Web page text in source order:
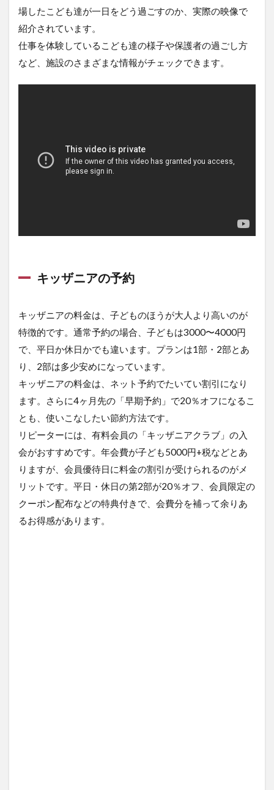
場したこども達が一日をどう過ごすのか、実際の映像で
紹介されています。
仕事を体験しているこども達の様子や保護者の過ごし方
など、施設のさまざまな情報がチェックできます。
キッザニアの予約
キッザニアの料金は、子どものほうが大人より高いのが
特徴的です。通常予約の場合、子どもは3000〜4000円
で、平日か休日かでも違います。プランは1部・2部とあ
り、2部は多少安めになっています。
キッザニアの料金は、ネット予約でたいてい割引になり
ます。さらに4ヶ月先の「早期予約」で20％オフになるこ
とも、使いこなしたい節約方法です。
リピーターには、有料会員の「キッザニアクラブ」の入
会がおすすめです。年会費が子ども5000円+税などとあ
りますが、会員優待日に料金の割引が受けられるのがメ
リットです。平日・休日の第2部が20％オフ、会員限定の
クーポン配布などの特典付きで、会費分を補って余りあ
るお得感があります。